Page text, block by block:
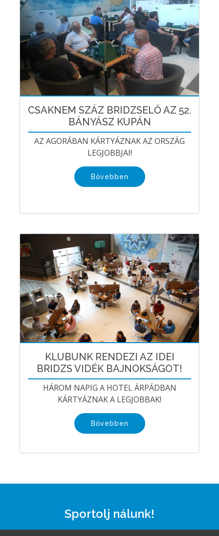
CSAKNEM SZÁZ BRIDZSELŐ AZ 52.
BÁNYÁSZ KUPÁN
AZ AGORÁBAN KÁRTYÁZNAK AZ ORSZÁG
LEGJOBBJAI!
Bővebben
KLUBUNK RENDEZI AZ IDEI
BRIDZS VIDÉK BAJNOKSÁGOT!
HÁROM NAPIG A HOTEL ÁRPÁDBAN
KÁRTYÁZNAK A LEGJOBBAK!
Bővebben
Sportolj nálunk!